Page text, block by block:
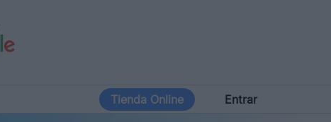
Tienda Online Entrar